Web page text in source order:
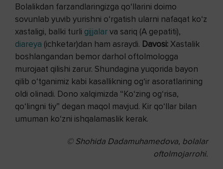
Bolalikdan farzandlaringizga qo‘llarini doimo
sovunlab yuvib yurishni o‘rgatish ularni nafaqat ko‘z
xastaligi, balki turli gijjalarva sariq (A gepatiti),
diareya (ichketar)dan ham asraydi. Davosi:Xastalik
boshlangandan bemor darhol oftolmologga
murojaat qilishi zarur. Shundagina yuqorida bayon
qilib o‘tganimiz kabi kasallikning og‘ir asoratlarining
oldi olinadi. Dono xalqimizda “Ko‘zing og‘risa,
qo‘lingni tiy” degan maqol mavjud. Kir qo‘llar bilan
umuman ko‘zni ishqalamaslik kerak.
© Shohida Dadamuhamedova, bolalar
oftolmojarrohi.